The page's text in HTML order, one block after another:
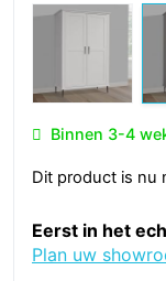
Binnen 3-4
Dit product is nu
Eerst in het
Plan uw